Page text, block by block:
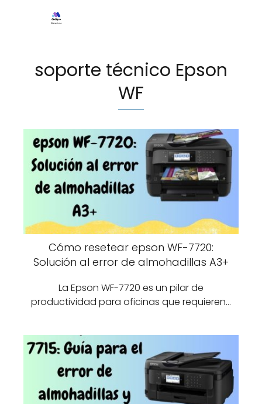
soporte técnico Epson
WF
Cómo resetear epson WF-7720:
Solución al error de almohadillas A3+
La Epson WF-7720 es un pilar de
productividad para oficinas que requieren…